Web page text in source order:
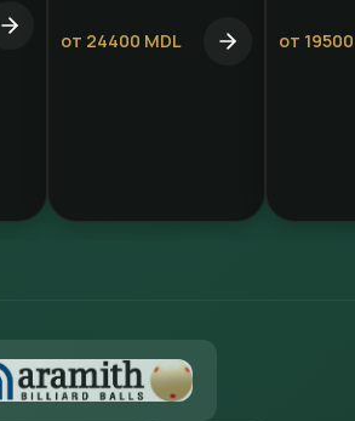
от 24400 MDL от